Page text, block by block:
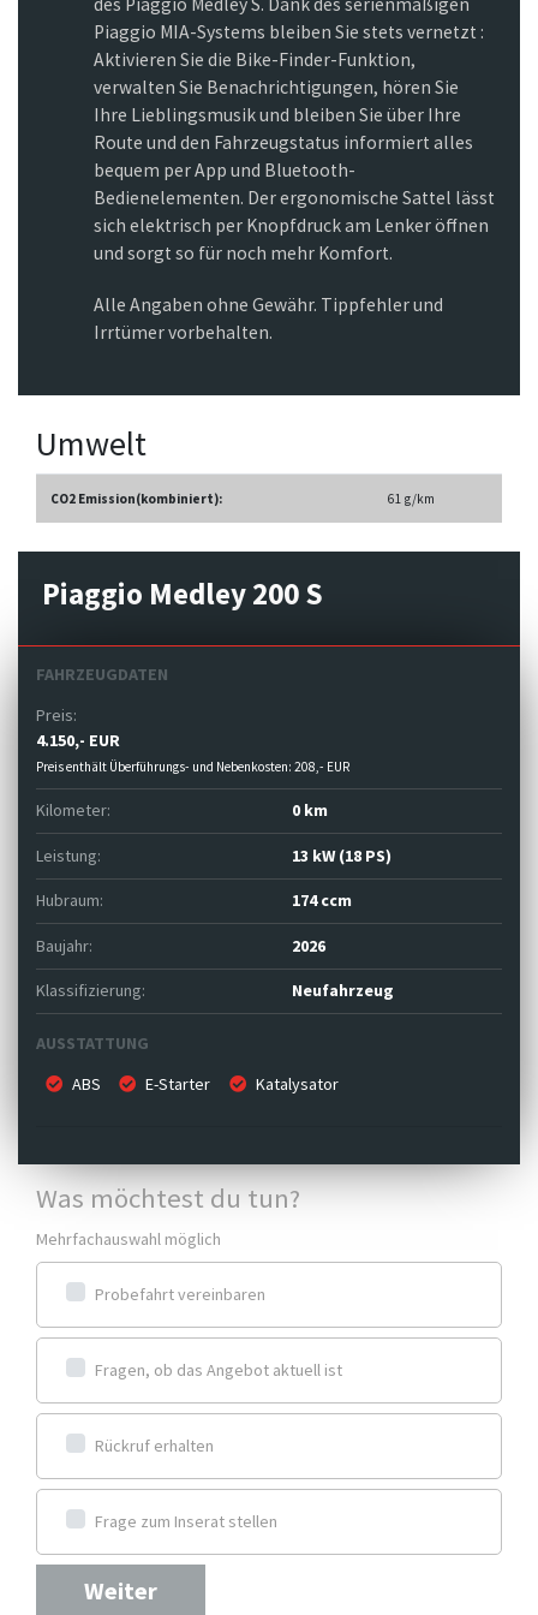
Piaggio MIA-Systems bleiben Sie stets vernetzt :
Aktivieren Sie die Bike-Finder-Funktion,
verwalten Sie Benachrichtigungen, hören Sie
Ihre Lieblingsmusik und bleiben Sie über Ihre
Route und den Fahrzeugstatus informiert alles
bequem per App und Bluetooth-
Bedienelementen. Der ergonomische Sattel lässt
sich elektrisch per Knopfdruck am Lenker öffnen
und sorgt so für noch mehr Komfort.
Alle Angaben ohne Gewähr. Tippfehler und
Irrtümer vorbehalten.
Umwelt
CO2 Emission(kombiniert): 61 g/km
Piaggio Medley 200 S
FAHRZEUGDATEN
Preis:
4.150,- EUR
Preis enthält Überführungs- und Nebenkosten: 208,- EUR
Kilometer: 0 km
Leistung: 13 kW (18 PS)
Hubraum: 174 ccm
Baujahr: 2026
Klassifizierung: Neufahrzeug
AUSSTATTUNG
ABS
E-Starter Katalysator
Was möchtest du tun?
Mehrfachauswahl möglich
Probefahrt vereinbaren
Fragen, ob das Angebot aktuell ist
Rückruf erhalten
Frage zum Inserat stellen
Weiter